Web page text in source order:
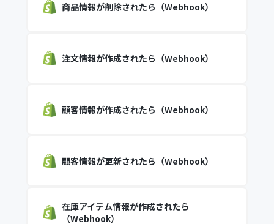
商品情報が削除されたら（Webhook）
注文情報が作成されたら（Webhook）
顧客情報が作成されたら（Webhook）
顧客情報が更新されたら（Webhook）
在庫アイテム情報が作成されたら
（Webhook）